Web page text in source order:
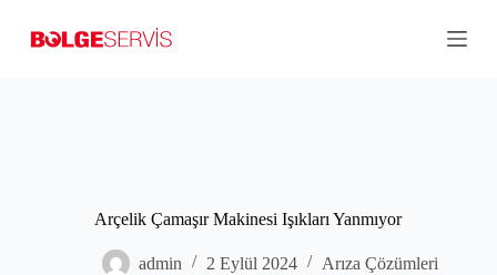
Arçelik Çamaşır Makinesi Işıkları Yanmıyor
admin 2 Eylül 2024 Arıza Çözümleri